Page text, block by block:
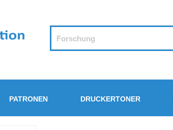
PATRONEN DRUCKERTONER